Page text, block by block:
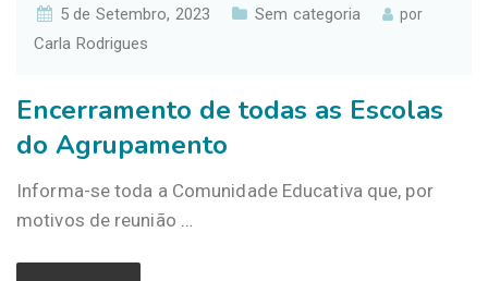
5 de Setembro, 2023 Sem categoria por
Carla Rodrigues
Encerramento de todas as Escolas
do Agrupamento
Informa-se toda a Comunidade Educativa que, por
motivos de reunião …